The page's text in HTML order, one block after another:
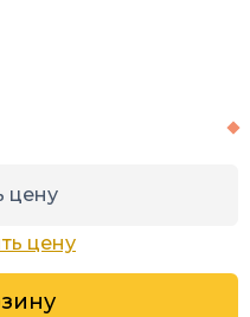
цену
цену